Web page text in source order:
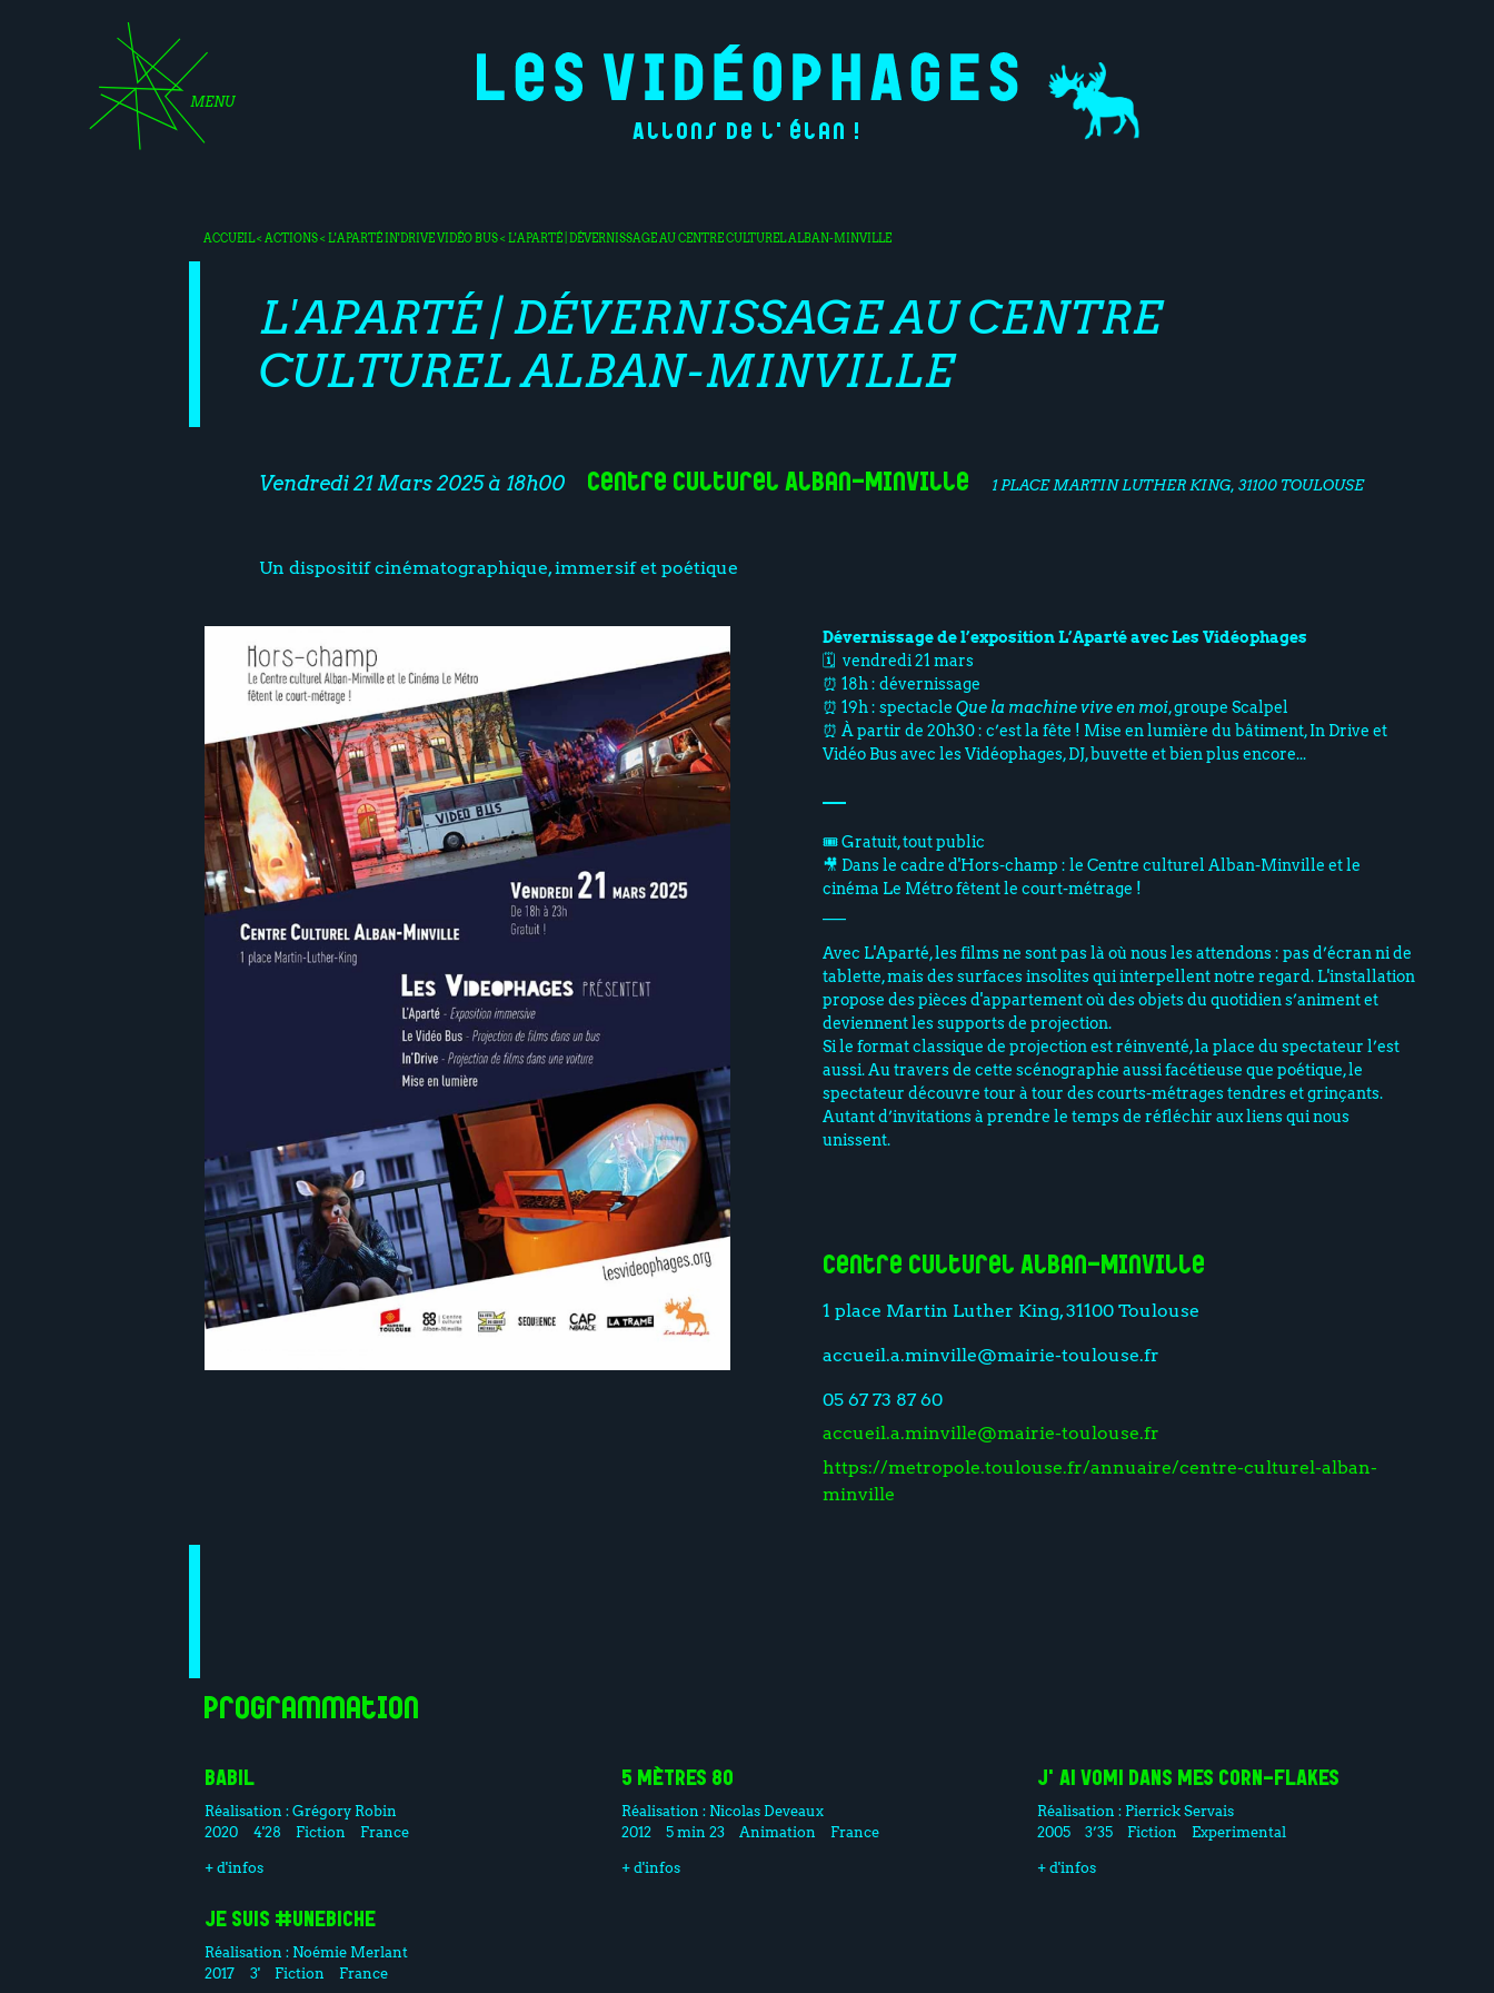
MENU
Allons de l'élan !
ACCUEIL<ACTIONS<L'APARTÉIN'DRIVEVIDÉO BUS< L'APARTÉ | DÉVERNISSAGE AU CENTRE CULTUREL ALBAN-MINVILLE
L'APARTÉ | DÉVERNISSAGE AU CENTRE
CULTUREL ALBAN-MINVILLE
Vendredi 21 Mars 2025 à 18h00 Centre Culturel Alban-Minville 1 PLACE MARTIN LUTHER KING, 31100 TOULOUSE
Un dispositif cinématographique, immersif et poétique
Dévernissage de l’exposition L’Aparté avec Les Vidéophages
🗓️ vendredi 21 mars
⏰ 18h : dévernissage
⏰ 19h : spectacle Que la machine vive en moi, groupe Scalpel
⏰ À partir de 20h30 : c’est la fête ! Mise en lumière du bâtiment, In Drive et
Vidéo Bus avec les Vidéophages, DJ, buvette et bien plus encore...
🎟️ Gratuit, tout public
🎥 Dans le cadre d'Hors-champ : le Centre culturel Alban-Minville et le
cinéma Le Métro fêtent le court-métrage !
Avec L'Aparté, les films ne sont pas là où nous les attendons : pas d’écran ni de
tablette, mais des surfaces insolites qui interpellent notre regard. L'installation
propose des pièces d'appartement où des objets du quotidien s’animent et
deviennent les supports de projection.
Si le format classique de projection est réinventé, la place du spectateur l’est
aussi. Au travers de cette scénographie aussi facétieuse que poétique, le
spectateur découvre tour à tour des courts-métrages tendres et grinçants.
Autant d’invitations à prendre le temps de réfléchir aux liens qui nous
unissent.
Centre Culturel Alban-Minville
1 place Martin Luther King, 31100 Toulouse
accueil.a.minville@mairie-toulouse.fr
05 67 73 87 60
accueil.a.minville@mairie-toulouse.fr
https://metropole.toulouse.fr/annuaire/centre-culturel-alban-
minville
Programmation
BABIL
Réalisation :Grégory Robin
2020
4'28 Fiction France
+ d'infos
5 MÈTRES 80
Réalisation : Nicolas Deveaux
2012
5 min 23 Animation France
+ d'infos
J'AI VOMI DANS MES CORN-FLAKES
Réalisation : Pierrick Servais
2005
3’35 Fiction Experimental
+ d'infos
JE SUIS #UNEBICHE
Réalisation : Noémie Merlant
2017
3' Fiction France